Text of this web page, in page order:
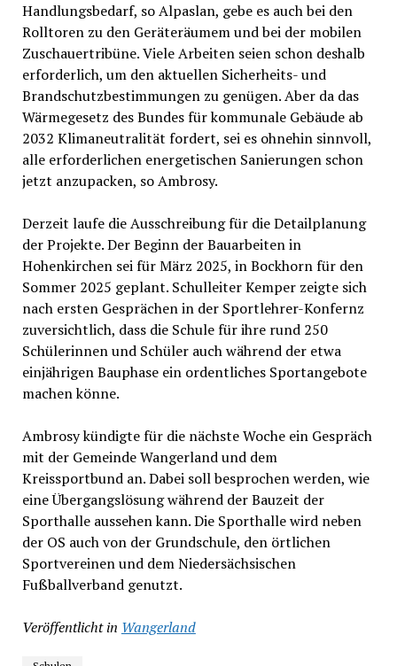
Handlungsbedarf, so Alpaslan, gebe es auch bei den
Rolltoren zu den Geräteräumem und bei der mobilen
Zuschauertribüne. Viele Arbeiten seien schon deshalb
erforderlich, um den aktuellen Sicherheits- und
Brandschutzbestimmungen zu genügen. Aber da das
Wärmegesetz des Bundes für kommunale Gebäude ab
2032 Klimaneutralität fordert, sei es ohnehin sinnvoll,
alle erforderlichen energetischen Sanierungen schon
jetzt anzupacken, so Ambrosy.
Derzeit laufe die Ausschreibung für die Detailplanung
der Projekte. Der Beginn der Bauarbeiten in
Hohenkirchen sei für März 2025, in Bockhorn für den
Sommer 2025 geplant. Schulleiter Kemper zeigte sich
nach ersten Gesprächen in der Sportlehrer-Konfernz
zuversichtlich, dass die Schule für ihre rund 250
Schülerinnen und Schüler auch während der etwa
einjährigen Bauphase ein ordentliches Sportangebote
machen könne.
Ambrosy kündigte für die nächste Woche ein Gespräch
mit der Gemeinde Wangerland und dem
Kreissportbund an. Dabei soll besprochen werden, wie
eine Übergangslösung während der Bauzeit der
Sporthalle aussehen kann. Die Sporthalle wird neben
der OS auch von der Grundschule, den örtlichen
Sportvereinen und dem Niedersächsischen
Fußballverband genutzt.
Veröffentlicht in Wangerland